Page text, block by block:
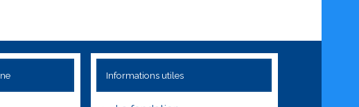
Informations utiles